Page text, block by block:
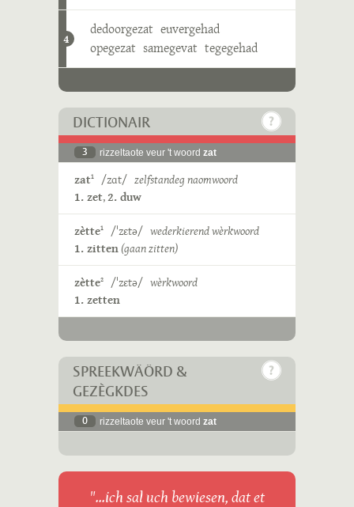
4
dedoorgezat euvergehad
opegezat samegevat tegegehad
DICTIONAIR
3 rizzeltaote veur 't woord zat
zat1 /zɑt/ zelfstandeg naomwoord
1. zet,2. duw
zètte1 /ˈzɛtə/ wederkierend wèrkwoord
1. zitten(gaan zitten)
zètte2 /ˈzɛtə/ wèrkwoord
1. zetten
SPREEKWÄÖRD &
GEZÈGKDES
0 rizzeltaote veur 't woord zat
"...ich sal uch bewiesen, dat et